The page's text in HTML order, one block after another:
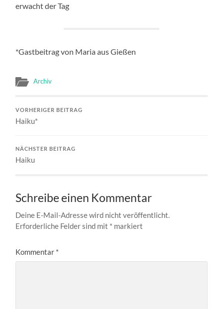
erwacht der Tag
*Gastbeitrag von Maria aus Gießen
Archiv
VORHERIGER BEITRAG
Haiku*
NÄCHSTER BEITRAG
Haiku
Schreibe einen Kommentar
Deine E-Mail-Adresse wird nicht veröffentlicht.
Erforderliche Felder sind mit * markiert
Kommentar *